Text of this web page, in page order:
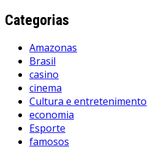
Categorias
Amazonas
Brasil
casino
cinema
Cultura e entretenimento
economia
Esporte
famosos